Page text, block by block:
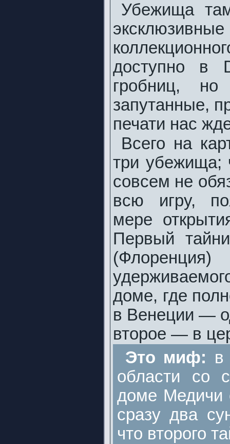
Убежища
доступно в
гробниц,
запутанные,
печати нас
Всего на
три убежища;
совсем не
всю игру,
мере
Первый
доме, где
в Венеции —
второе — в
Это миф: в
области со
доме Медичи
сразу два
что второго